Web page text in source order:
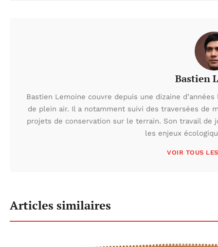
Bastien
Bastien Lemoine couvre depuis une dizaine
de plein air. Il a notamment suivi des traversées de
projets de conservation sur le terrain. Son travail de
les enjeux
VOIR TOUS
Articles similaires